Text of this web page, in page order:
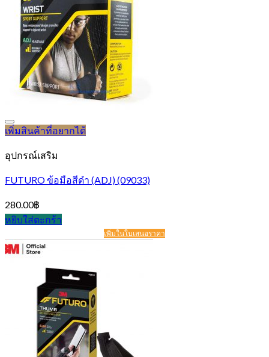
เพิ่มสินค้าที่อยากได้
อุปกรณ์เสริม
FUTURO ข้อมือสีดำ (ADJ) (09033)
280.00฿
หยิบใส่ตะกร้า
เพิ่มในใบเสนอราคา